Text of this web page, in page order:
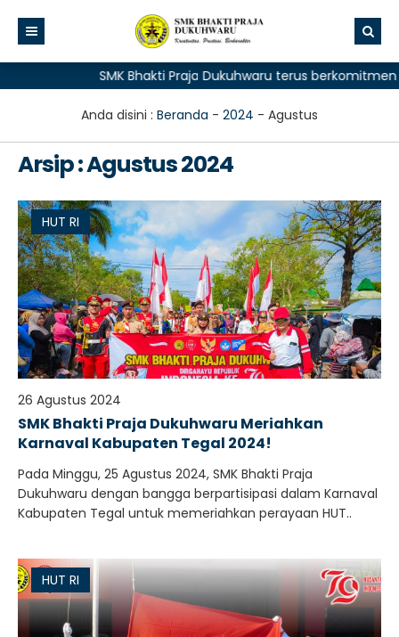
SMK Bhakti Praja Dukuhwaru terus
Anda disini : Beranda - 2024 - Agustus
Arsip : Agustus 2024
HUT RI
26 Agustus 2024
SMK Bhakti Praja Dukuhwaru Meriahkan
Karnaval Kabupaten Tegal 2024!
Pada Minggu, 25 Agustus 2024, SMK Bhakti Praja
Dukuhwaru dengan bangga berpartisipasi dalam Karnaval
Kabupaten Tegal untuk memeriahkan perayaan HUT..
HUT RI